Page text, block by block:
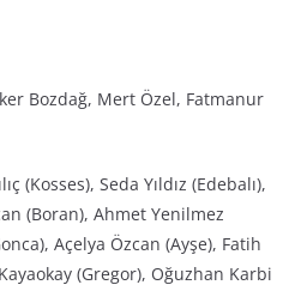
Bozdağ, Mert Özel, Fatmanur
(Kosses), Seda Yıldız (Edebalı),
(Boran), Ahmet Yenilmez
Açelya Özcan (Ayşe), Fatih
(Gregor), Oğuzhan Karbi